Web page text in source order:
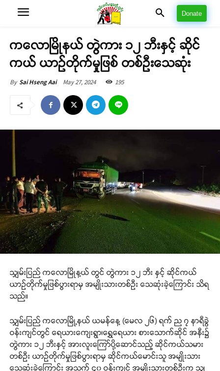
Donate
ကလောမြိုနယ် တွဲကား ၁၂ ဘီးနှင့် ဆိုင်
ကယ် ယာဉ်တိုက်မှုဖြစ် တစ်ဦးသေဆုံး
By Sai Hseng Aai May 27, 2024 195
သျှမ်းပြည် ကလောမြိုန့ယ် တွင် တွဲကား ၁၂ ဘီး နှင့် ဆိုင်ကယ်
ယာဉ်တိုက်မှုဖြစ်ပွားရာမှ အမျိုးသားတစ်ဦး သေဆုံးခဲ့ကြောင်း သိရ
သည်။
သျှမ်းပြည် ကလောမြို့နယ် ယမန်နေ့ (မေလ ၂၆) ရက် ည ၇ နာရီခွဲ
ဝန်းကျင်တွင် ရေယားကျေးရွာ၊ရွှေရေယား စားသောက်ဆိုင်‌ အနီး၌
တွဲကား ၁၂ ဘီးနှင့် အားလူးကြော်ပို့ဆောင်သည့် ဆိုင်ကယ်သမား
တစ်ဦး ယာဉ်တိုက်မှုဖြစ်ပွားရာမှ ဆိုင်ကယ်မောင်းသူ အမျိုးသား
သေဆုံးခဲ့ကြောင်း အသက် ၄၀ ဝန်းကျင် အမျိုးသားတစ်ဦးက သျှ